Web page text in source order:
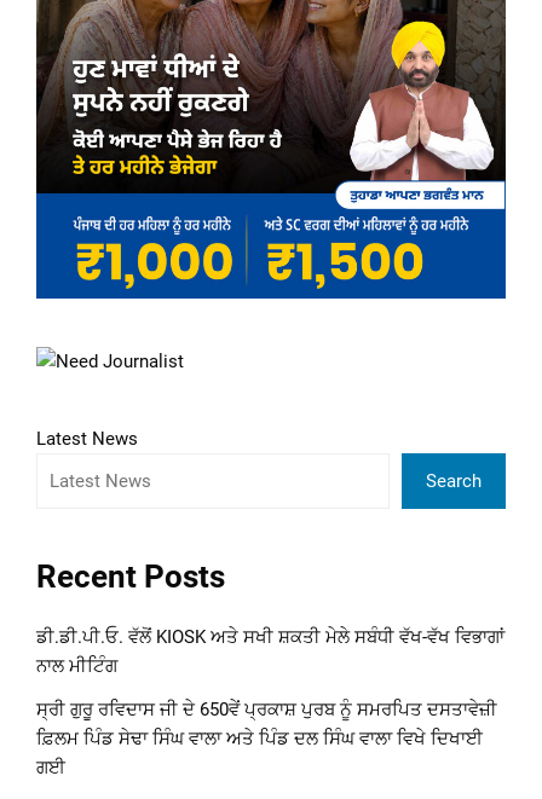
Latest News
Search
Recent Posts
ਡੀ.ਡੀ.ਪੀ.ਓ. ਵੱਲੋਂ KIOSK ਅਤੇ ਸਖੀ ਸ਼ਕਤੀ ਮੇਲੇ ਸਬੰਧੀ ਵੱਖ-ਵੱਖ ਵਿਭਾਗਾਂ
ਨਾਲ ਮੀਟਿੰਗ
ਸ੍ਰੀ ਗੁਰੂ ਰਵਿਦਾਸ ਜੀ ਦੇ 650ਵੇਂ ਪ੍ਰਕਾਸ਼ ਪੁਰਬ ਨੂੰ ਸਮਰਪਿਤ ਦਸਤਾਵੇਜ਼ੀ
ਫ਼ਿਲਮ ਪਿੰਡ ਸੇਢਾ ਸਿੰਘ ਵਾਲਾ ਅਤੇ ਪਿੰਡ ਦਲ ਸਿੰਘ ਵਾਲਾ ਵਿਖੇ ਦਿਖਾਈ
ਗਈ